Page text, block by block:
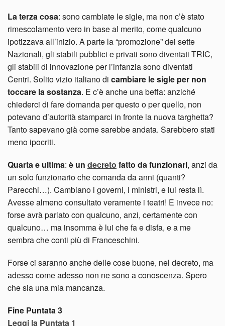
La terza cosa: sono cambiate le sigle, ma non c’è stato
rimescolamento vero in base al merito, come qualcuno
ipotizzava all’inizio. A parte la “promozione” dei sette
Nazionali, gli stabili pubblici e privati sono diventati TRIC,
gli stabili di innovazione per l’infanzia sono diventati
Centri. Solito vizio italiano di cambiare le sigle per non
toccare la sostanza. E c’è anche una beffa: anziché
chiederci di fare domanda per questo o per quello, non
potevano d’autorità stamparci in fronte la nuova targhetta?
Tanto sapevano già come sarebbe andata. Sarebbero stati
meno ipocriti.
Quarta e ultima: è un decreto fatto da funzionari, anzi da
un solo funzionario che comanda da anni (quanti?
Parecchi…). Cambiano i governi, i ministri, e lui resta lì.
Avesse almeno consultato veramente i teatri! E invece no:
forse avrà parlato con qualcuno, anzi, certamente con
qualcuno… ma insomma è lui che fa e disfa, e a me
sembra che conti più di Franceschini.
Forse ci saranno anche delle cose buone, nel decreto, ma
adesso come adesso non ne sono a conoscenza. Spero
che sia una mia mancanza.
Fine Puntata 3
Leggi la Puntata 1